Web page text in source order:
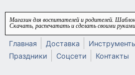
Перейти к основному
Магазин для воспитателей и родителей.
Скачать, распечатать и сделать своими
Главная Доставка
Праздники
Соцсети
Контакты